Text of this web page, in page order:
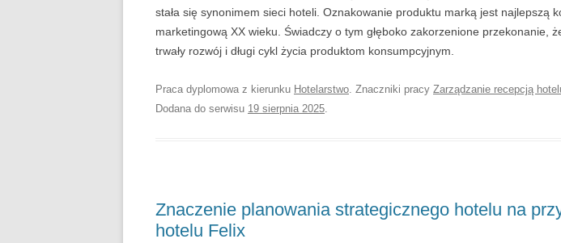
stała się synonimem sieci hoteli. Oznakowanie produktu marką jest najlepszą
marketingową XX wie­ku. Świadczy o tym głęboko zakorzenione przekonanie,
trwały rozwój i długi cykl życia produktom konsumpcyjnym.
Praca dyplomowa z kierunku Hotelarstwo. Znaczniki pracy Zarządzanie recepcją
Dodana do serwisu 19 sierpnia 2025.
Znaczenie planowania strategicznego hotelu na
hotelu Felix